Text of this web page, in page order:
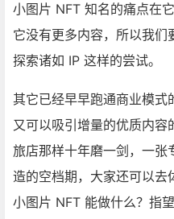
小图片 NFT 知名的痛点在
它没有更多内容，所以我们
探索诸如 IP 这样的尝试。
其它已经早早跑通商业模式
又可以吸引增量的优质内
旅店那样十年磨一剑，一张
造的空档期，大家还可以去
小图片 NFT 能做什么？指